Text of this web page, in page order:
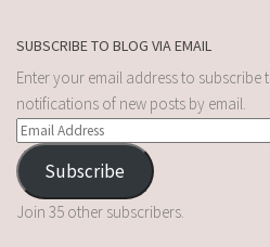
SUBSCRIBE TO BLOG VIA EMAIL
Enter your email address to subscribe
notifications of new posts by email.
Subscribe
Join 35 other subscribers.